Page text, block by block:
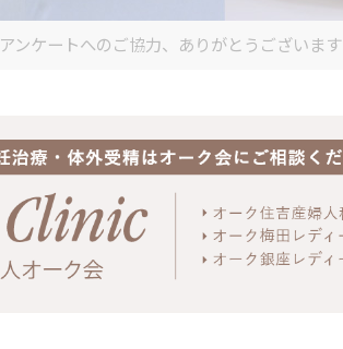
アンケートへのご協力、ありがとうございます